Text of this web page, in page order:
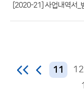
[2020-21] 사업내역서_
11 12